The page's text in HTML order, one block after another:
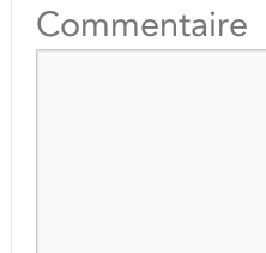
Commentaire